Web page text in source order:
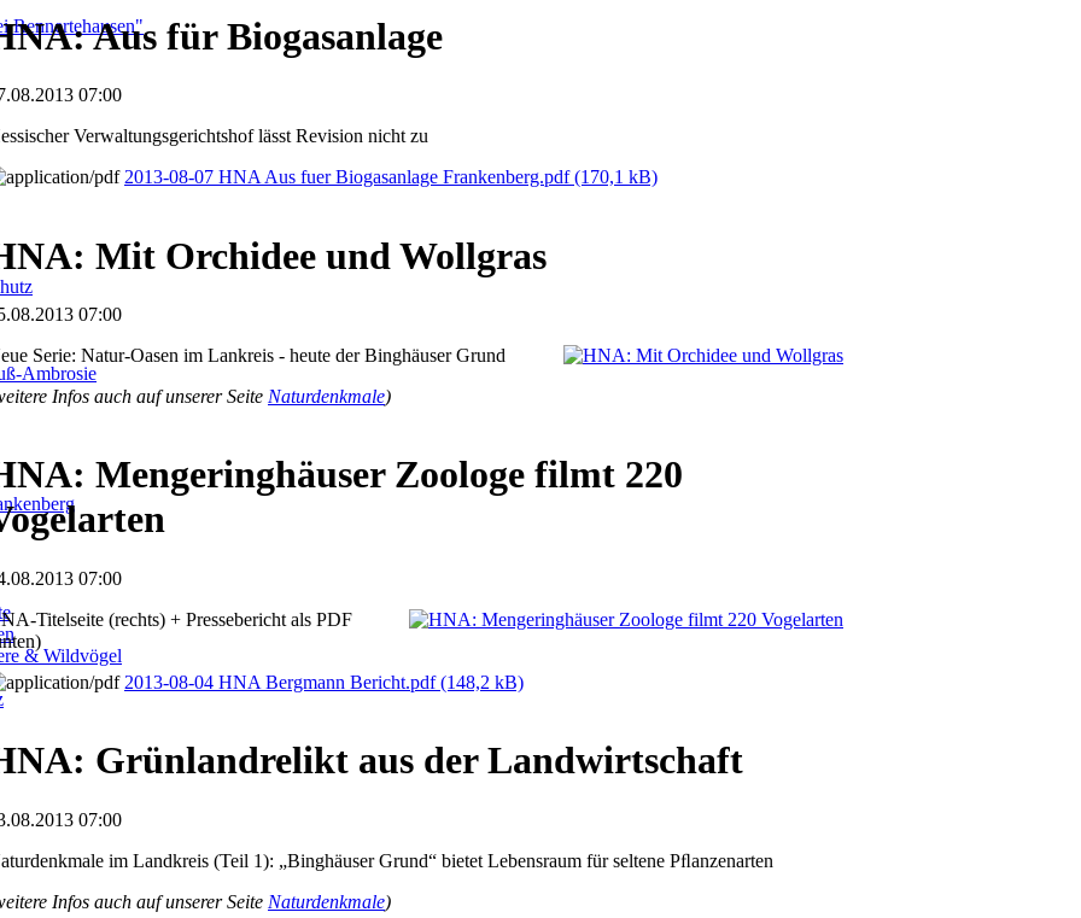
Rennertehausen"
Ambrosie
& Wildvögel
Aus für Biogasanlage
07:00
Verwaltungsgerichtshof lässt Revision nicht zu
2013-08-07 HNA Aus fuer Biogasanlage Frankenberg.pdf(170,1 kB)
Mit Orchidee und Wollgras
07:00
Serie: Natur-Oasen im Lankreis - heute der Binghäuser Grund
Infos auch auf unserer Seite Naturdenkmale)
Mengeringhäuser Zoologe filmt 220
07:00
Titelseite (rechts) + Pressebericht als PDF
2013-08-04 HNA Bergmann Bericht.pdf(148,2 kB)
Grünlandrelikt aus der Landwirtschaft
07:00
im Landkreis (Teil 1): „Binghäuser Grund“ bietet Lebensraum für seltene Pﬂanzenarten
Infos auch auf unserer Seite Naturdenkmale)